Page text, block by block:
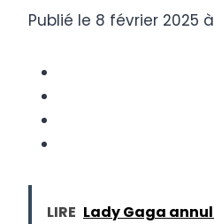
Publié le 8 février 2025 à
LIRE Lady Gaga